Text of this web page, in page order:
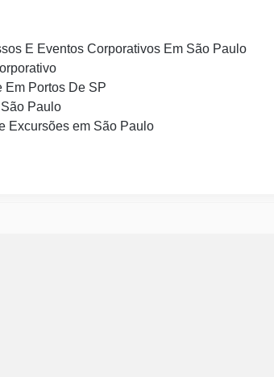
E Eventos Corporativos Em São Paulo
Em Portos De SP
Paulo
Excursões em São Paulo